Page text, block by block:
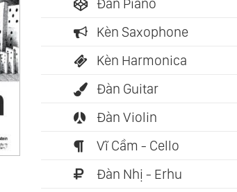
Sách nói: 01:58:20
Chicken Soup For The
Sách nói:
Chicken
Đàn Piano
Kèn Saxophone
Kèn Harmonica
Đàn Guitar
Đàn Violin
Vĩ Cầm - Cello
Đàn Nhị - Erhu